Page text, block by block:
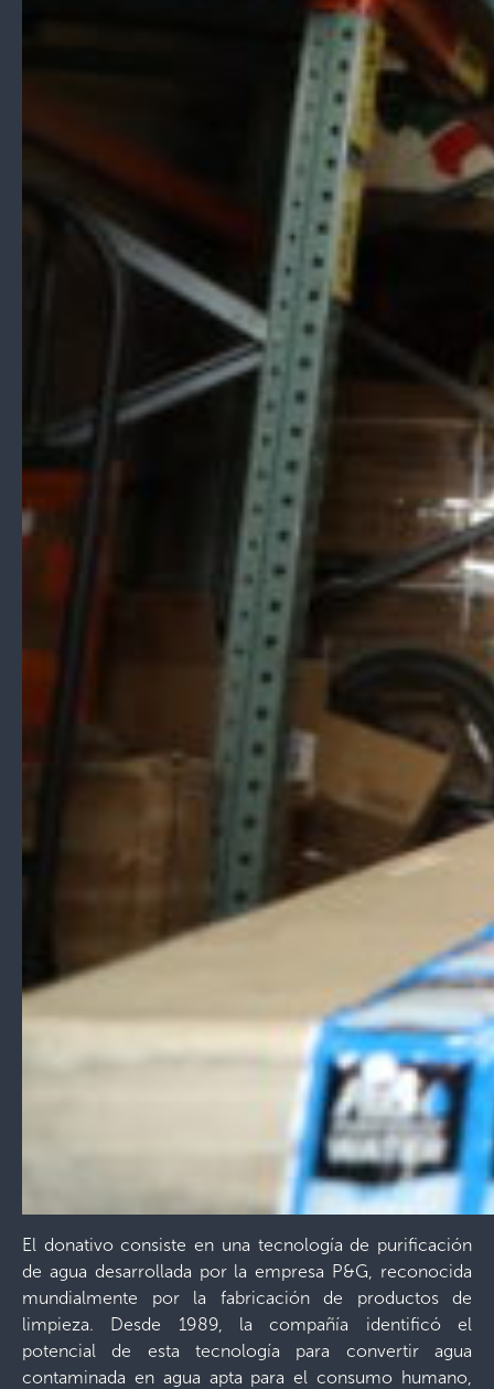
El donativo consiste en una tecnología de purificación
de agua desarrollada por la empresa P&G, reconocida
mundialmente por la fabricación de productos de
limpieza. Desde 1989, la compañía identificó el
potencial de esta tecnología para convertir agua
contaminada en agua apta para el consumo humano,